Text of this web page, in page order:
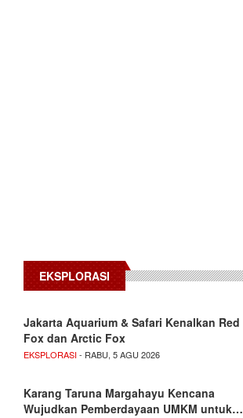
EKSPLORASI
Jakarta Aquarium & Safari Kenalkan Red
Fox dan Arctic Fox
EKSPLORASI- RABU, 5 AGU 2026
Karang Taruna Margahayu Kencana
Wujudkan Pemberdayaan UMKM untuk…